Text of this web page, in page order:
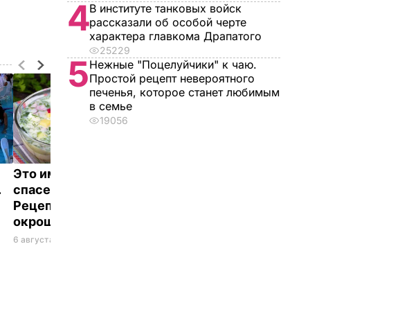
Это именно то, что
спасет в жару.
Рецепт вкуснейшей
окрошки
6 августа, 18.21
4В институте танковых войск
рассказали об особой черте
характера главкома Драпатого
25229
5Нежные "Поцелуйчики" к чаю.
Простой рецепт невероятного
печенья, которое станет любимым
в семье
19056